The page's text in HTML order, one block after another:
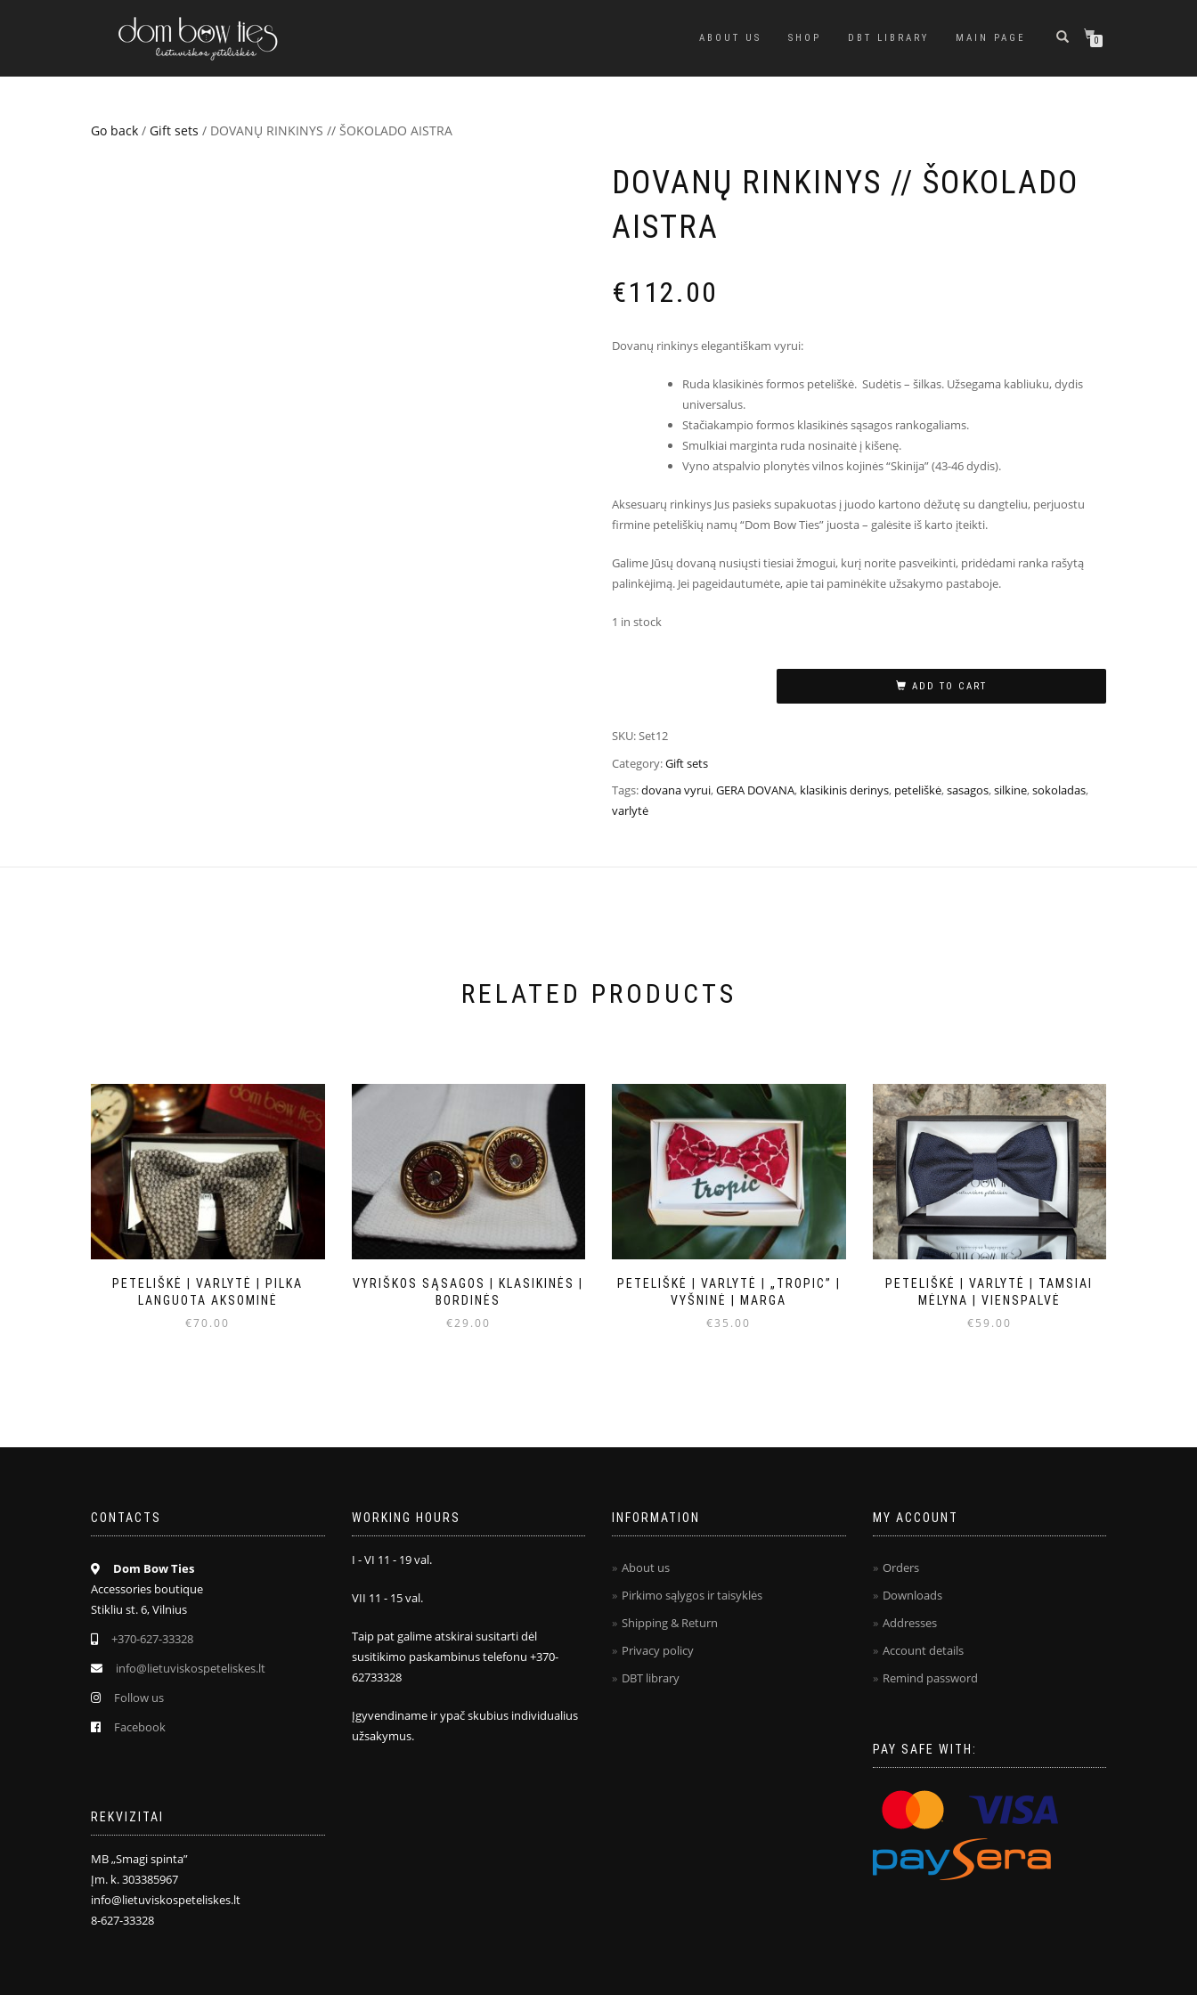
ABOUT US SHOP DBT LIBRARY MAIN PAGE 0
Go back / Gift sets / DOVANŲ RINKINYS // ŠOKOLADO AISTRA
DOVANŲ RINKINYS // ŠOKOLADO
AISTRA
€112.00
Dovanų rinkinys elegantiškam vyrui:
Ruda klasikinės formos peteliškė. Sudėtis – šilkas. Užsegama kabliuku, dydis
universalus.
Stačiakampio formos klasikinės sąsagos rankogaliams.
Smulkiai marginta ruda nosinaitė į kišenę.
Vyno atspalvio plonytės vilnos kojinės “Skinija” (43-46 dydis).
Aksesuarų rinkinys Jus pasieks supakuotas į juodo kartono dėžutę su dangteliu, perjuostu
firmine peteliškių namų “Dom Bow Ties” juosta – galėsite iš karto įteikti.
Galime Jūsų dovaną nusiųsti tiesiai žmogui, kurį norite pasveikinti, pridėdami ranka rašytą
palinkėjimą. Jei pageidautumėte, apie tai paminėkite užsakymo pastaboje.
1 in stock
ADD TO CART
SKU:Set12
Category:Gift sets
Tags:dovana vyrui,GERA DOVANA, klasikinis derinys, peteliškė,sasagos,silkine,sokoladas,
varlytė
RELATED PRODUCTS
PETELIŠKĖ | VARLYTĖ | PILKA
LANGUOTA AKSOMINĖ
€70.00
VYRIŠKOS SĄSAGOS | KLASIKINĖS |
BORDINĖS
€29.00
PETELIŠKĖ | VARLYTĖ | „TROPIC” |
VYŠNINĖ | MARGA
€35.00
PETELIŠKĖ | VARLYTĖ | TAMSIAI
MĖLYNA | VIENSPALVĖ
€59.00
CONTACTS
Dom Bow Ties
Accessories boutique
Stikliu st. 6, Vilnius
+370-627-33328
info@lietuviskospeteliskes.lt
Follow us
Facebook
REKVIZITAI
MB „Smagi spinta”
Įm. k. 303385967
info@lietuviskospeteliskes.lt
8-627-33328
WORKING HOURS
I - VI 11 - 19 val.
VII 11 - 15 val.
Taip pat galime atskirai susitarti dėl
susitikimo paskambinus telefonu +370-
62733328
Įgyvendiname ir ypač skubius individualius
užsakymus.
INFORMATION
About us
Pirkimo sąlygos ir taisyklės
Shipping & Return
Privacy policy
DBT library
MY ACCOUNT
Orders
Downloads
Addresses
Account details
Remind password
PAY SAFE WITH: